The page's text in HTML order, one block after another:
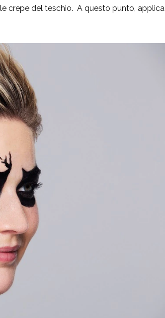
crepe del teschio. A questo punto, applica